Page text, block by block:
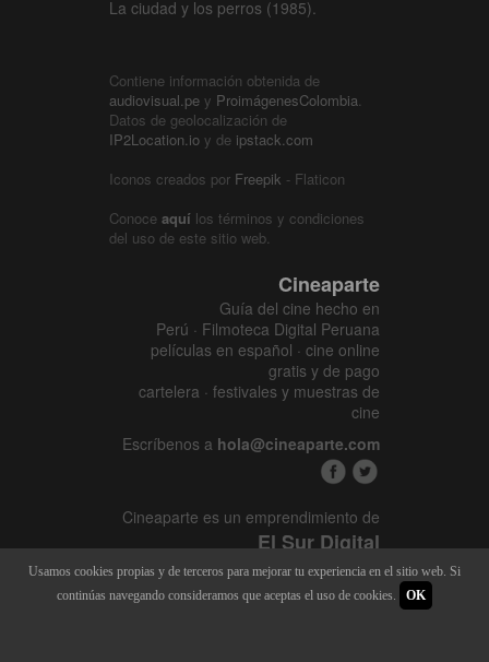
La ciudad y los perros (1985).
Contiene información obtenida de
audiovisual.pe y ProimágenesColombia.
Datos de geolocalización de
IP2Location.io y de ipstack.com
Iconos creados por Freepik - Flaticon
Conoce aquí los términos y condiciones
del uso de este sitio web.
Cineaparte
Guía del cine hecho en
Perú · Filmoteca Digital Peruana
películas en español · cine online
gratis y de pago
cartelera · festivales y muestras de
cine
Escríbenos a hola@cineaparte.com
Cineaparte es un emprendimiento de
El Sur Digital
www.elsurcine.com
Desarrollado porSALA247
Usamos cookies propias y de terceros para mejorar tu experiencia en el sitio web. Si
continúas navegando consideramos que aceptas el uso de cookies.
OK